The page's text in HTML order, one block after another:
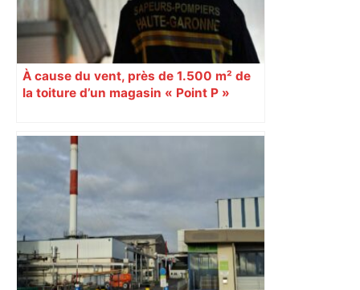
À cause du vent, près de 1.500 m² de
la toiture d’un magasin « Point P »